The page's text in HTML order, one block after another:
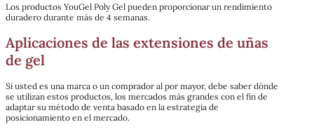
Los productos YouGel Poly Gel pueden proporcionar un rendimiento
duradero durante más de 4 semanas.
Aplicaciones de las extensiones de uñas
de gel
Si usted es una marca o un comprador al por mayor, debe saber dónde
se utilizan estos productos, los mercados más grandes con el fin de
adaptar su método de venta basado en la estrategia de
posicionamiento en el mercado.